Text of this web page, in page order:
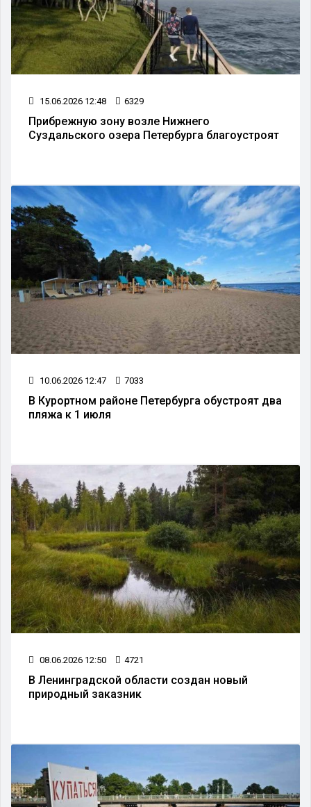
15.06.2026 12:48 6329
Прибрежную зону возле Нижнего
Суздальского озера Петербурга благоустроят
10.06.2026 12:47 7033
В Курортном районе Петербурга обустроят два
пляжа к 1 июля
08.06.2026 12:50 4721
В Ленинградской области создан новый
природный заказник